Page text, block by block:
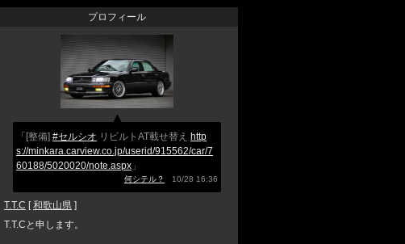
プロフィール
「[整備] #セルシオ リビルトAT載せ替え
http
s://minkara.carview.co.jp/userid/915562/car/7
60188/5020020/note.aspx 」
何シテル？ 10/28 16:36
T.T.C [和歌山県 ]
T.T.Cと申します。